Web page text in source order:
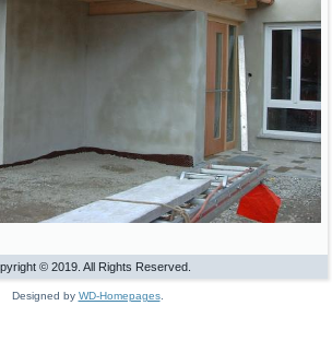
© 2019. All Rights Reserved.
Designed by WD-Homepages.